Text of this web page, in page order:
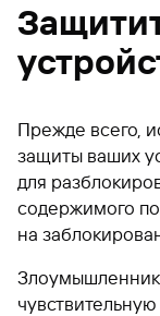
Прежде всего,
защиты ваших
для
содержимого
на